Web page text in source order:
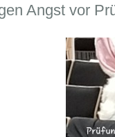
Angst vor